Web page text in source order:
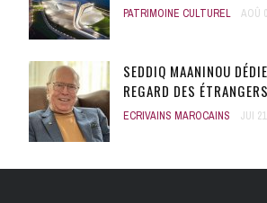
PATRIMOINE CULTUREL AOÛ
SEDDIQ MAANINOU
REGARD DES
ECRIVAINS MAROCAINS JUI